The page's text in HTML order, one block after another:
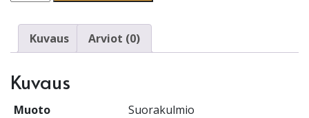
Kuvaus Arviot (0)
Kuvaus
Muoto
Suorakulmio